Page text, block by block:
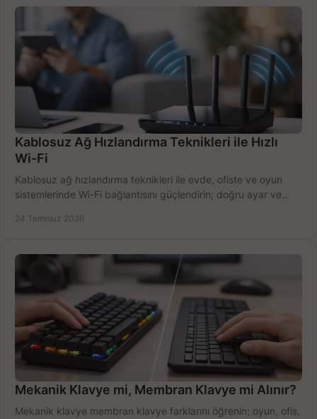
Kablosuz Ağ Hızlandırma Teknikleri ile Hızlı
Wi-Fi
Kablosuz ağ hızlandırma teknikleri ile evde, ofiste ve oyun
sistemlerinde Wi-Fi bağlantısını güçlendirin; doğru ayar ve
24 Temmuz 2026
Mekanik Klavye mi, Membran Klavye mi Alınır?
Mekanik klavye membran klavye farklarını öğrenin; oyun, ofis,